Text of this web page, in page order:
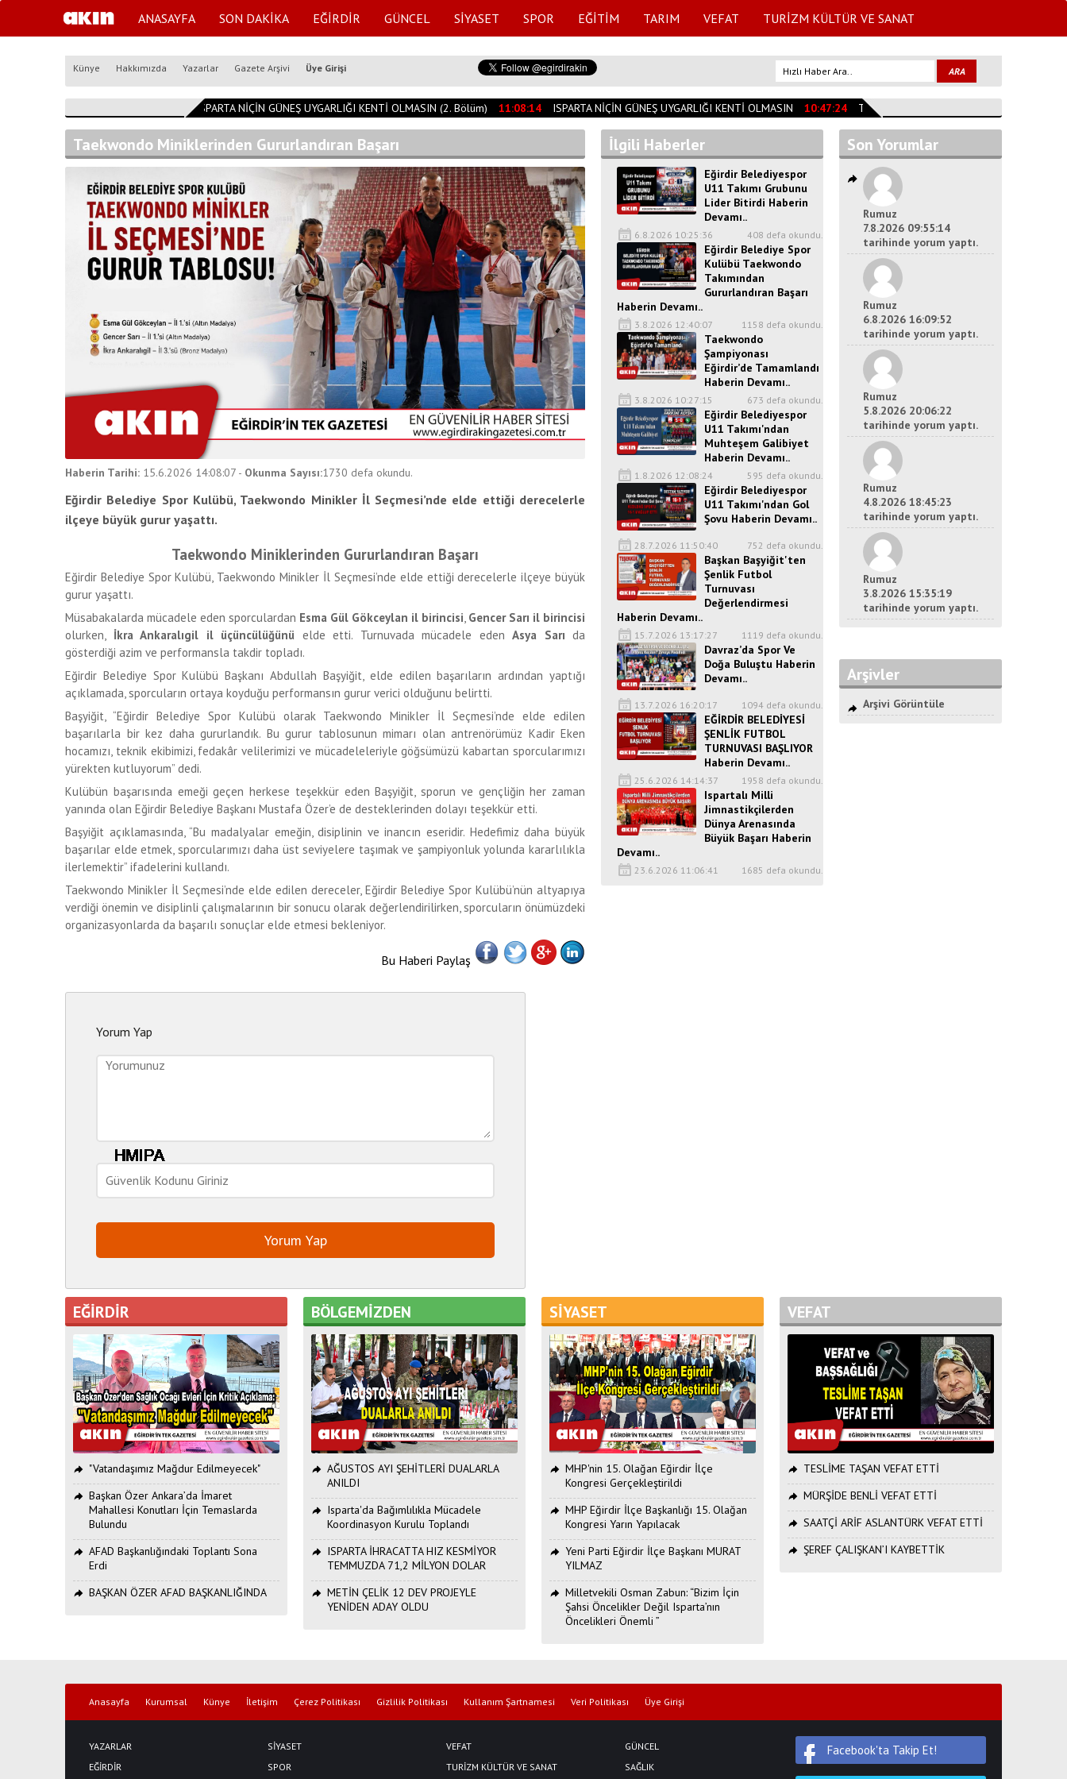
ANASAYFA SON DAKİKA EĞİRDİR GÜNCEL SİYASET SPOR EĞİTİM TARIM VEFAT TURİZM KÜLTÜR VE SANAT
Künye Hakkımızda Yazarlar Gazete Arşivi Üye Girişi
ISPARTA NİÇİN GÜNEŞ UYGARLIĞI KENTİ OLMASIN (2. Bölüm) 11:08:14 ISPARTA NİÇİN GÜNEŞ UYGARLIĞI KENTİ OLMASIN 10:47:24 TESLİME TAŞAN VEFAT ETTİ
Taekwondo Miniklerinden Gururlandıran Başarı
Haberin Tarihi: 15.6.2026 14:08:07 - Okunma Sayısı:1730 defa okundu.
Eğirdir Belediye Spor Kulübü, Taekwondo Minikler İl Seçmesi’nde elde ettiği derecelerle
ilçeye büyük gurur yaşattı.
Taekwondo Miniklerinden Gururlandıran Başarı
Eğirdir Belediye Spor Kulübü, Taekwondo Minikler İl Seçmesi’nde elde ettiği derecelerle ilçeye büyük
gurur yaşattı.
Müsabakalarda mücadele eden sporculardan Esma Gül Gökceylan il birincisi, Gencer Sarı il birincisi
olurken, İkra Ankaralıgil il üçüncülüğünü elde etti. Turnuvada mücadele eden Asya Sarı da
gösterdiği azim ve performansla takdir topladı.
Eğirdir Belediye Spor Kulübü Başkanı Abdullah Başyiğit, elde edilen başarıların ardından yaptığı
açıklamada, sporcuların ortaya koyduğu performansın gurur verici olduğunu belirtti.
Başyiğit, “Eğirdir Belediye Spor Kulübü olarak Taekwondo Minikler İl Seçmesi’nde elde edilen
başarılarla bir kez daha gururlandık. Bu gurur tablosunun mimarı olan antrenörümüz Kadir Eken
hocamızı, teknik ekibimizi, fedakâr velilerimizi ve mücadeleleriyle göğsümüzü kabartan sporcularımızı
yürekten kutluyorum” dedi.
Kulübün başarısında emeği geçen herkese teşekkür eden Başyiğit, sporun ve gençliğin her zaman
yanında olan Eğirdir Belediye Başkanı Mustafa Özer’e de desteklerinden dolayı teşekkür etti.
Başyiğit açıklamasında, “Bu madalyalar emeğin, disiplinin ve inancın eseridir. Hedefimiz daha büyük
başarılar elde etmek, sporcularımızı daha üst seviyelere taşımak ve şampiyonluk yolunda kararlılıkla
ilerlemektir” ifadelerini kullandı.
Taekwondo Minikler İl Seçmesi’nde elde edilen dereceler, Eğirdir Belediye Spor Kulübü’nün altyapıya
verdiği önemin ve disiplinli çalışmalarının bir sonucu olarak değerlendirilirken, sporcuların önümüzdeki
organizasyonlarda da başarılı sonuçlar elde etmesi bekleniyor.
Bu Haberi Paylaş
Yorum Yap
İlgili Haberler
Eğirdir Belediyespor
U11 Takımı Grubunu
Lider Bitirdi Haberin
Devamı..
6.8.2026 10:25:36 408 defa okundu.
Eğirdir Belediye Spor
Kulübü Taekwondo
Takımından
Gururlandıran Başarı
Haberin Devamı..
3.8.2026 12:40:07 1158 defa okundu.
Taekwondo
Şampiyonası
Eğirdir’de Tamamlandı
Haberin Devamı..
3.8.2026 10:27:15 673 defa okundu.
Eğirdir Belediyespor
U11 Takımı'ndan
Muhteşem Galibiyet
Haberin Devamı..
1.8.2026 12:08:24 595 defa okundu.
Eğirdir Belediyespor
U11 Takımı'ndan Gol
Şovu Haberin Devamı..
28.7.2026 11:50:40 752 defa okundu.
Başkan Başyiğit'ten
Şenlik Futbol
Turnuvası
Değerlendirmesi
Haberin Devamı..
15.7.2026 13:17:27 1119 defa okundu.
Davraz’da Spor Ve
Doğa Buluştu Haberin
Devamı..
13.7.2026 16:20:17 1094 defa okundu.
EĞİRDİR BELEDİYESİ
ŞENLİK FUTBOL
TURNUVASI BAŞLIYOR
Haberin Devamı..
25.6.2026 14:14:37 1958 defa okundu.
Ispartalı Milli
Jimnastikçilerden
Dünya Arenasında
Büyük Başarı Haberin
Devamı..
23.6.2026 11:06:41 1685 defa okundu.
Son Yorumlar
Rumuz
7.8.2026 09:55:14
tarihinde yorum yaptı.
Rumuz
6.8.2026 16:09:52
tarihinde yorum yaptı.
Rumuz
5.8.2026 20:06:22
tarihinde yorum yaptı.
Rumuz
4.8.2026 18:45:23
tarihinde yorum yaptı.
Rumuz
3.8.2026 15:35:19
tarihinde yorum yaptı.
Arşivler
Arşivi Görüntüle
EĞİRDİR
"Vatandaşımız Mağdur Edilmeyecek"
Başkan Özer Ankara’da İmaret
Mahallesi Konutları İçin Temaslarda
Bulundu
AFAD Başkanlığındaki Toplantı Sona
Erdi
BAŞKAN ÖZER AFAD BAŞKANLIĞINDA
BÖLGEMİZDEN
AĞUSTOS AYI ŞEHİTLERİ DUALARLA
ANILDI
Isparta'da Bağımlılıkla Mücadele
Koordinasyon Kurulu Toplandı
ISPARTA İHRACATTA HIZ KESMİYOR
TEMMUZDA 71,2 MİLYON DOLAR
METİN ÇELİK 12 DEV PROJEYLE
YENİDEN ADAY OLDU
SİYASET
MHP'nin 15. Olağan Eğirdir İlçe
Kongresi Gerçekleştirildi
MHP Eğirdir İlçe Başkanlığı 15. Olağan
Kongresi Yarın Yapılacak
Yeni Parti Eğirdir İlçe Başkanı MURAT
YILMAZ
Milletvekili Osman Zabun: “Bizim İçin
Şahsi Öncelikler Değil Isparta’nın
Öncelikleri Önemli ”
VEFAT
TESLİME TAŞAN VEFAT ETTİ
MÜRŞİDE BENLİ VEFAT ETTİ
SAATÇİ ARİF ASLANTÜRK VEFAT ETTİ
ŞEREF ÇALIŞKAN’I KAYBETTİK
Anasayfa Kurumsal Künye İletişim Çerez Politikası Gizlilik Politikası Kullanım Şartnamesi Veri Politikası Üye Girişi
YAZARLAR
EĞİRDİR
SİYASET
SPOR
VEFAT
TURİZM KÜLTÜR VE SANAT
GÜNCEL
SAĞLIK
Facebook'ta Takip Et!